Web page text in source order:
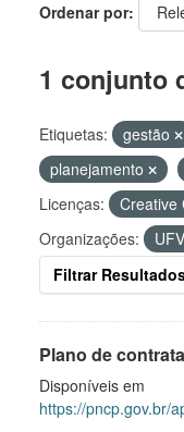
Ordenar por
1 conjunto
Etiquetas: gestão
planejamento
Licenças:
Creative
Organizações:
Filtrar
Plano de
Disponíveis em
https://pncp.gov.br/